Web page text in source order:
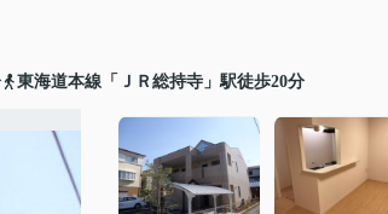
東海道本線「ＪＲ総持寺」駅徒歩20分